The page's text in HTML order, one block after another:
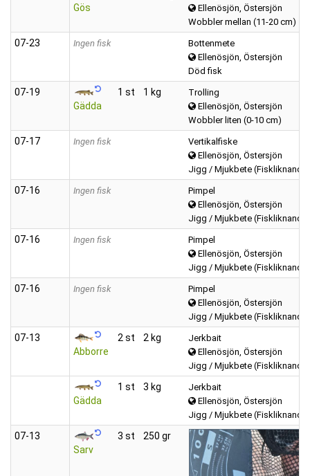
Gös
Ellenösjön, Östersjön
Wobbler mellan (11-20 cm)
07‑23 Ingen fisk
Bottenmete
Ellenösjön, Östersjön
Död fisk
07‑19
Gädda
1 st 1 kg
Trolling
Ellenösjön, Östersjön
Wobbler liten (0-10 cm)
07‑17 Ingen fisk
Vertikalfiske
Ellenösjön, Östersjön
Jigg / Mjukbete (Fiskliknande)
07‑16 Ingen fisk
Pimpel
Ellenösjön, Östersjön
Jigg / Mjukbete (Fiskliknande)
07‑16 Ingen fisk
Pimpel
Ellenösjön, Östersjön
Jigg / Mjukbete (Fiskliknande)
07‑16 Ingen fisk
Pimpel
Ellenösjön, Östersjön
Jigg / Mjukbete (Fiskliknande)
07‑13
Abborre
2 st 2 kg
Jerkbait
Ellenösjön, Östersjön
Jigg / Mjukbete (Fiskliknande)
Gädda
1 st 3 kg
Jerkbait
Ellenösjön, Östersjön
Jigg / Mjukbete (Fiskliknande)
07‑13
Sarv
3 st 250 gr